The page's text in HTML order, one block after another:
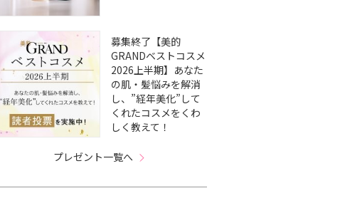
募集終了【美的
GRANDベストコスメ
2026上半期】あなた
の肌・髪悩みを解消
し、”経年美化”して
くれたコスメをくわ
しく教えて！
プレゼント一覧へ